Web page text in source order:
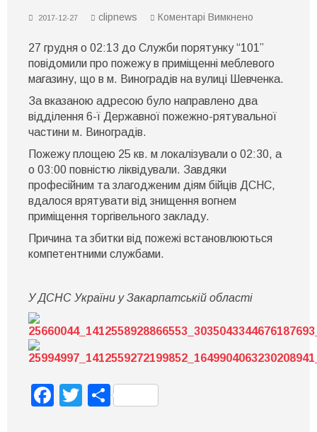
2017-12-27 clipnews Коментарі Вимкнено
вогнеборці
ліквідували
в
магазині
27 грудня о 02:13 до Служби порятунку “101”
повідомили про пожежу в приміщенні меблевого
магазину, що в м. Виноградів на вулиці Шевченка.
За вказаною адресою було направлено два
відділення 6-ї Державної пожежно-рятувальної
частини м. Виноградів.
Пожежу площею 25 кв. м локалізували о 02:30, а
о 03:00 повністю ліквідували. Завдяки
професійним та злагодженим діям бійців ДСНС,
вдалося врятувати від знищення вогнем
приміщення торгівельного закладу.
Причина та збитки від пожежі встановлюються
компетентними службами.
У ДСНС України у Закарпатській області
Facebook
Twitter
Поділитися